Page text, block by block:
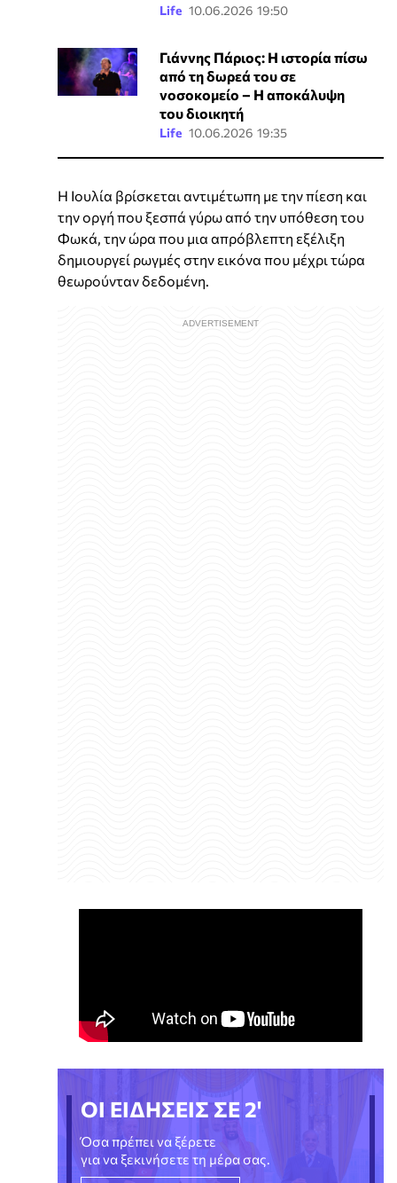
Life 10.06.2026 19:50
Γιάννης Πάριος: Η ιστορία πίσω
από τη δωρεά του σε
νοσοκομείο – Η αποκάλυψη
του διοικητή
Life 10.06.2026 19:35
Η Ιουλία βρίσκεται αντιμέτωπη με την πίεση και
την οργή που ξεσπά γύρω από την υπόθεση του
Φωκά, την ώρα που μια απρόβλεπτη εξέλιξη
δημιουργεί ρωγμές στην εικόνα που μέχρι τώρα
θεωρούνταν δεδομένη.
ΟΙ ΕΙΔΗΣΕΙΣ ΣΕ 2'
Όσα πρέπει να ξέρετε
για να ξεκινήσετε τη μέρα σας.